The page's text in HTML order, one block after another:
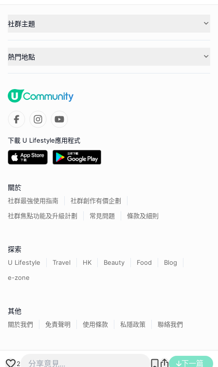
2 下一篇
社群主題
熱門地點
下載 U Lifestyle應用程式
關於
社群最強使用指南
社群創作有價企劃
社群焦點功能及升級計劃
常見問題 條款及細則
探索
U Lifestyle Travel HK Beauty Food
Blog
e-zone
其他
關於我們 免責聲明 使用條款 私隱政策 聯絡我們
香港經濟日報版權所有©